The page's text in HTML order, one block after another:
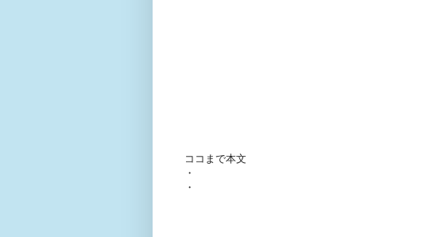
ココまで本文
・
・